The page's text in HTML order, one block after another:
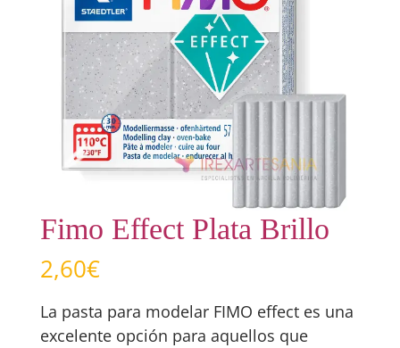
Fimo Effect Plata Brillo
2,60€
La pasta para modelar FIMO effect es una
excelente opción para aquellos que